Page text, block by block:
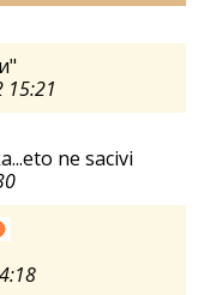
15:21
ne sacivi